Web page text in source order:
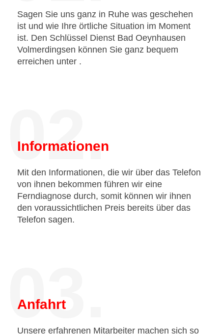
Sagen Sie uns ganz in Ruhe was geschehen
ist und wie Ihre örtliche Situation im Moment
ist. Den Schlüssel Dienst Bad Oeynhausen
Volmerdingsen können Sie ganz bequem
erreichen unter .
02.
Informationen
Mit den Informationen, die wir über das Telefon
von ihnen bekommen führen wir eine
Ferndiagnose durch, somit können wir ihnen
den voraussichtlichen Preis bereits über das
Telefon sagen.
03.
Anfahrt
Unsere erfahrenen Mitarbeiter machen sich so